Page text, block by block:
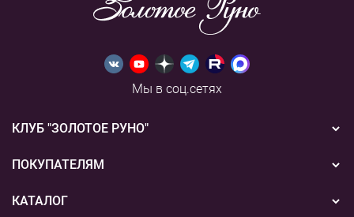
Мы в соц.сетях
КЛУБ "ЗОЛОТОЕ РУНО"
Новости
Акции
ПОКУПАТЕЛЯМ
Бонусная система
КАТАЛОГ